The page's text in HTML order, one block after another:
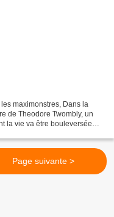
maximonstres, Dans la
de Theodore Twombly, un
la vie va être bouleversée
Page suivante >